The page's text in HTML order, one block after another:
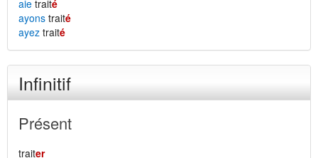
aie traité
ayons traité
ayez traité
Infinitif
Présent
traiter